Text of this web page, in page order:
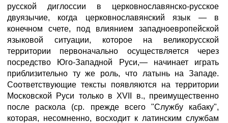
русской диглоссии в церковнославянско-русское
двуязычие, когда церковнославянский язык — в
конечном счете, под влиянием западноевропейской
языковой ситуации, которое на великорусской
территории первоначально осуществляется через
посредство Юго-Западной Руси,— начинает играть
приблизительно ту же роль, что латынь на Западе.
Соответствующие тексты появляются на территории
Московской Руси только в XVII в., преимущественно
после раскола (ср. прежде всего "Службу кабаку",
которая, несомненно, восходит к латинским службам